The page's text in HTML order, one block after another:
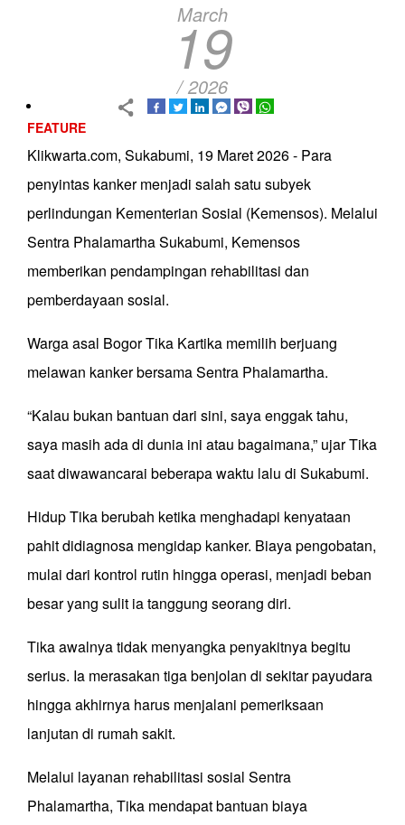
March
19
/ 2026
FEATURE
Klikwarta.com, Sukabumi, 19 Maret 2026 - Para
penyintas kanker menjadi salah satu subyek
perlindungan Kementerian Sosial (Kemensos). Melalui
Sentra Phalamartha Sukabumi, Kemensos
memberikan pendampingan rehabilitasi dan
pemberdayaan sosial.
Warga asal Bogor Tika Kartika memilih berjuang
melawan kanker bersama Sentra Phalamartha.
“Kalau bukan bantuan dari sini, saya enggak tahu,
saya masih ada di dunia ini atau bagaimana,” ujar Tika
saat diwawancarai beberapa waktu lalu di Sukabumi.
Hidup Tika berubah ketika menghadapi kenyataan
pahit didiagnosa mengidap kanker. Biaya pengobatan,
mulai dari kontrol rutin hingga operasi, menjadi beban
besar yang sulit ia tanggung seorang diri.
Tika awalnya tidak menyangka penyakitnya begitu
serius. Ia merasakan tiga benjolan di sekitar payudara
hingga akhirnya harus menjalani pemeriksaan
lanjutan di rumah sakit.
Melalui layanan rehabilitasi sosial Sentra
Phalamartha, Tika mendapat bantuan biaya